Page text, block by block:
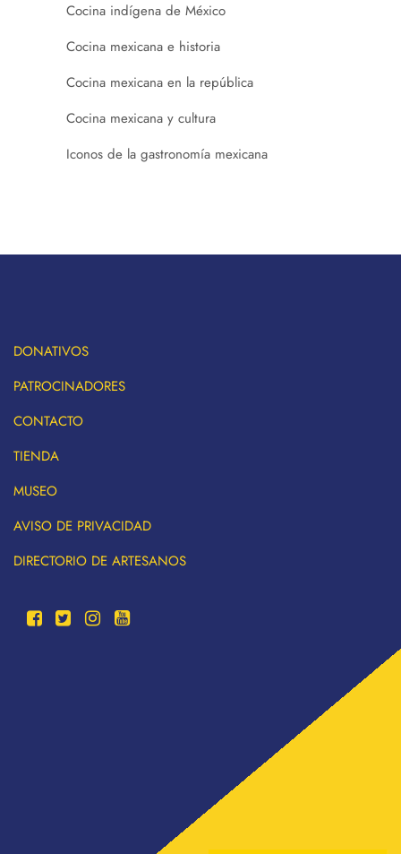
Cocina indígena de México
Cocina mexicana e historia
Cocina mexicana en la república
Cocina mexicana y cultura
Iconos de la gastronomía mexicana
DONATIVOS
PATROCINADORES
CONTACTO
TIENDA
MUSEO
AVISO DE PRIVACIDAD
DIRECTORIO DE ARTESANOS